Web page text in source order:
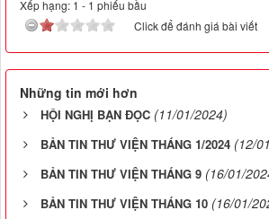
Xếp hạng: 1 - 1 phiếu bầu
Click để đánh giá bài viết
Những tin mới hơn
HỘI NGHỊ BẠN ĐỌC (11/01/2024)
BẢN TIN THƯ VIỆN THÁNG 1/2024 (12/
BẢN TIN THƯ VIỆN THÁNG 9 (16/01/
BẢN TIN THƯ VIỆN THÁNG 10 (16/01/